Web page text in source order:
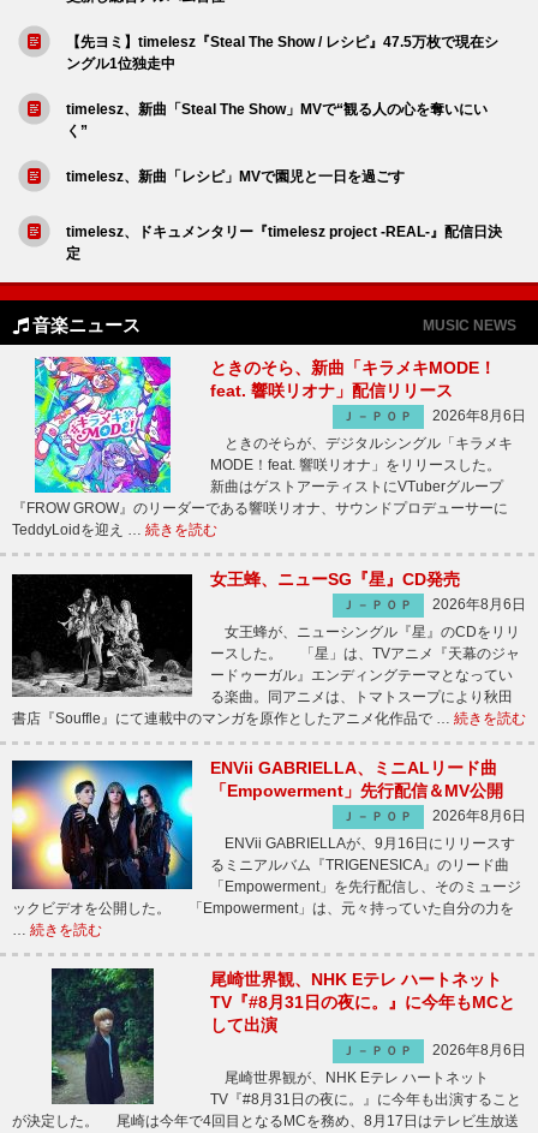
【先ヨミ】timelesz『Steal The Show / レシピ』47.5万枚で現在シ
ングル1位独走中
timelesz、新曲「Steal The Show」MVで“観る人の心を奪いにい
く”
timelesz、新曲「レシピ」MVで園児と一日を過ごす
timelesz、ドキュメンタリー『timelesz project -REAL-』配信日決
定
音楽ニュース MUSIC NEWS
ときのそら、新曲「キラメキMODE！
feat. 響咲リオナ」配信リリース
Ｊ－ＰＯＰ
2026年8月6日
ときのそらが、デジタルシングル「キラメキ
MODE！feat. 響咲リオナ」をリリースした。
新曲はゲストアーティストにVTuberグループ
『FROW GROW』のリーダーである響咲リオナ、サウンドプロデューサーに
TeddyLoidを迎え … 続きを読む
女王蜂、ニューSG『星』CD発売
Ｊ－ＰＯＰ
2026年8月6日
女王蜂が、ニューシングル『星』のCDをリリ
ースした。 「星」は、TVアニメ『天幕のジャ
ードゥーガル』エンディングテーマとなってい
る楽曲。同アニメは、トマトスープにより秋田
書店『Souffle』にて連載中のマンガを原作としたアニメ化作品で … 続きを読む
ENVii GABRIELLA、ミニALリード曲
「Empowerment」先行配信＆MV公開
Ｊ－ＰＯＰ
2026年8月6日
ENVii GABRIELLAが、9月16日にリリースす
るミニアルバム『TRIGENESICA』のリード曲
「Empowerment」を先行配信し、そのミュージ
ックビデオを公開した。 「Empowerment」は、元々持っていた自分の力を
… 続きを読む
尾崎世界観、NHK Eテレ ハートネット
TV『#8月31日の夜に。』に今年もMCと
して出演
Ｊ－ＰＯＰ
2026年8月6日
尾崎世界観が、NHK Eテレ ハートネット
TV『#8月31日の夜に。』に今年も出演すること
が決定した。 尾崎は今年で4回目となるMCを務め、8月17日はテレビ生放送